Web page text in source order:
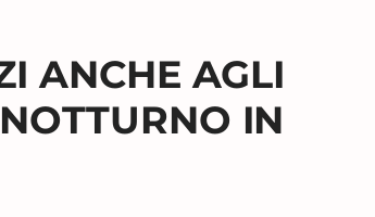
ANCHE AGLI
IN